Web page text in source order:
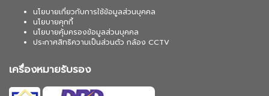
นโยบายเกี่ยวกับการใช้ข้อมูลส่วนบุคคล
นโยบายคุกกี้
นโยบายคุ้มครองข้อมูลส่วนบุคคล
ประกาศสิทธิความเป็นส่วนตัว กล้อง CCTV
เครื่องหมายรับรอง